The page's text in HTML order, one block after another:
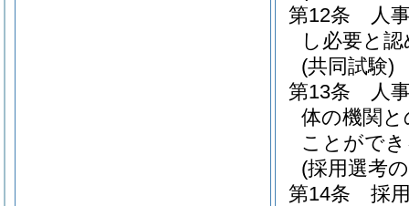
第12条
人
し必要と
(共同試験)
第13条
人
体の機関
ことがで
(採用選考
第14条
採